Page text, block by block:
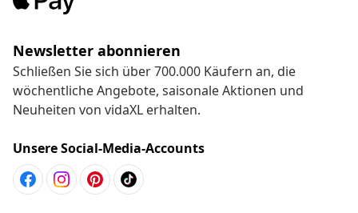
Newsletter abonnieren
Schließen Sie sich über 700.000 Käufern an, die
wöchentliche Angebote, saisonale Aktionen und
Neuheiten von vidaXL erhalten.
Unsere Social-Media-Accounts